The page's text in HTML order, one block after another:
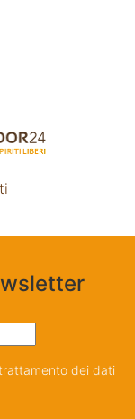
dei dati